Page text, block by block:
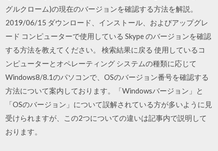
グルクローム)の現在のバージョンを確認する方法を解説。
2019/06/15 ダウンロード、インストール、およびアップグレ
ード コンピューターで使用している Skype のバージョンを確認
する方法を教えてください。 検索結果に戻る 使用しているコ
ンピューターとオペレーティング システムの種類に応じて
Windows8/8.1のパソコンで、OSのバージョン番号を確認する
方法について案内しております。「Windowsバージョン」と
「OSのバージョン」について誤解されている方が多いように見
受けられますが、この2つについての違いは記事内で説明して
おります。